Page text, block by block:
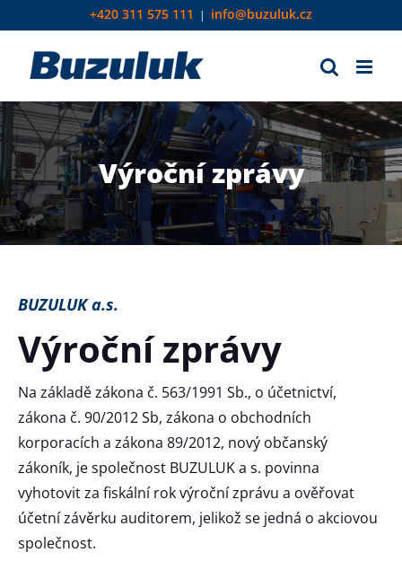
na
obsah
+420 311 575 111 | info@buzuluk.cz
Výroční zprávy
BUZULUK a.s.
Výroční zprávy
Na základě zákona č. 563/1991 Sb., o účetnictví,
zákona č. 90/2012 Sb, zákona o obchodních
korporacích a zákona 89/2012, nový občanský
zákoník, je společnost BUZULUK a s. povinna
vyhotovit za fiskální rok výroční zprávu a ověřovat
účetní závěrku auditorem, jelikož se jedná o akciovou
společnost.